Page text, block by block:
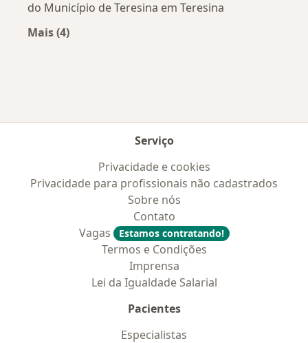
do Município de Teresina em Teresina
Mais (4)
Serviço
Privacidade e cookies
Privacidade para profissionais não cadastrados
Sobre nós
Contato
Vagas
Estamos contratando!
Termos e Condições
Imprensa
Lei da Igualdade Salarial
Pacientes
Especialistas